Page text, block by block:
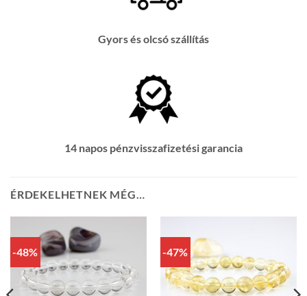
Gyors és olcsó szállítás
14 napos pénzvisszafizetési garancia
ÉRDEKELHETNEK MÉG…
-48% -47%